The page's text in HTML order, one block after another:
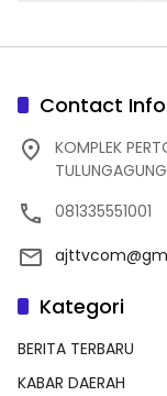
Contact Info
KOMPLEK
081335551001
Kategori
BERITA TERBARU
KABAR DAERAH